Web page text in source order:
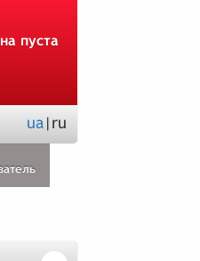
пуста
ua|ru